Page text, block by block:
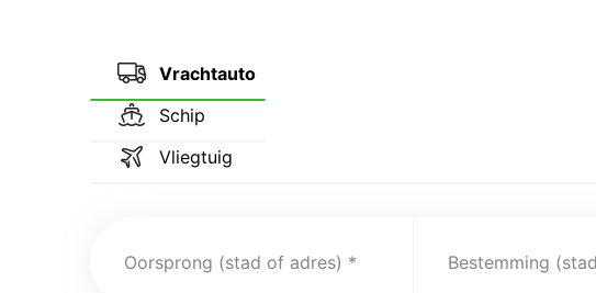
Vrachtauto
Schip
Vliegtuig
Oorsprong (stad of adres) Bestemming